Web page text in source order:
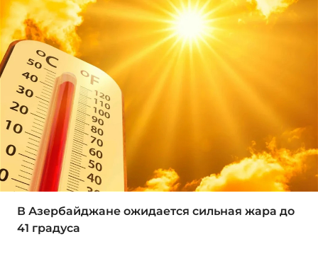
В Азербайджане ожидается сильная жара до
41 градуса